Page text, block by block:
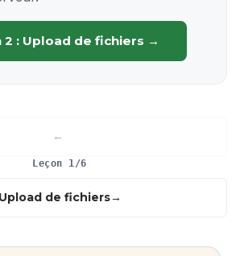
2 : Upload de fichiers →
Leçon 1/6
Upload de fichiers